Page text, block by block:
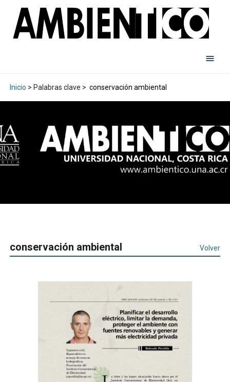
Inicio > Palabras clave > conservación ambiental
conservación ambiental Volver